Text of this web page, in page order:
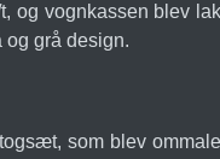
og vognkassen blev
grå design.
som blev